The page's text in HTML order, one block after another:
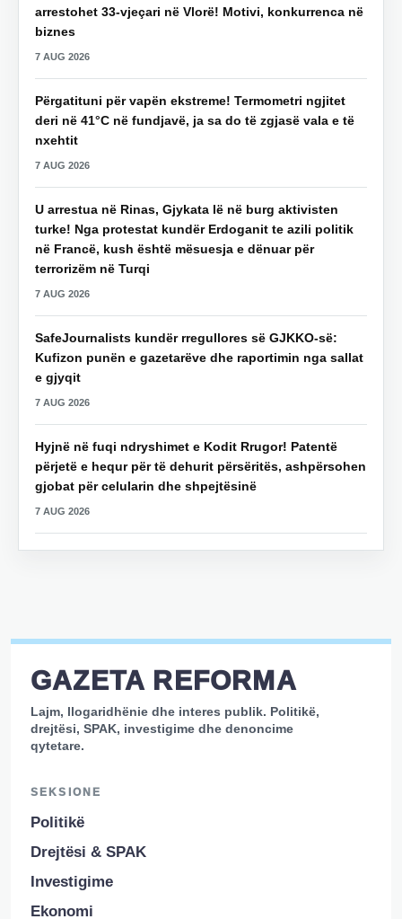
arrestohet 33-vjeçari në Vlorë! Motivi, konkurrenca në
biznes
7 AUG 2026
Përgatituni për vapën ekstreme! Termometri ngjitet
deri në 41°C në fundjavë, ja sa do të zgjasë vala e të
nxehtit
7 AUG 2026
U arrestua në Rinas, Gjykata lë në burg aktivisten
turke! Nga protestat kundër Erdoganit te azili politik
në Francë, kush është mësuesja e dënuar për
terrorizëm në Turqi
7 AUG 2026
SafeJournalists kundër rregullores së GJKKO-së:
Kufizon punën e gazetarëve dhe raportimin nga sallat
e gjyqit
7 AUG 2026
Hyjnë në fuqi ndryshimet e Kodit Rrugor! Patentë
përjetë e hequr për të dehurit përsëritës, ashpërsohen
gjobat për celularin dhe shpejtësinë
7 AUG 2026
GAZETA REFORMA
Lajm, llogaridhënie dhe interes publik. Politikë,
drejtësi, SPAK, investigime dhe denoncime
qytetare.
SEKSIONE
Politikë
Drejtësi & SPAK
Investigime
Ekonomi